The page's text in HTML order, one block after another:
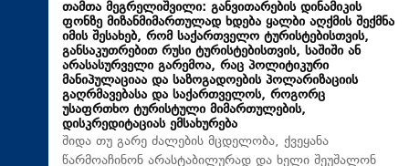
თამთა მეგრელიშვილი: განვითარების დინამიკის
ფონზე მიზანმიმართულად ხდება ყალბი აღქმის შექმნა
იმის შესახებ, რომ საქართველო ტურისტებისთვის,
განსაკუთრებით რუსი ტურისტებისთვის, საშიში ან
არასასურველი გარემოა, რაც პოლიტიკური
მანიპულაციაა და საზოგადოების პოლარიზაციის
გაღრმავებასა და საქართველოს, როგორც
უსაფრთხო ტურისტული მიმართულების,
დისკრედიტაციას ემსახურება
შიდა თუ გარე ძალების მცდელობა, ქვეყანა
წარმოაჩინონ არასტაბილურად და ხელი შეუშალონ